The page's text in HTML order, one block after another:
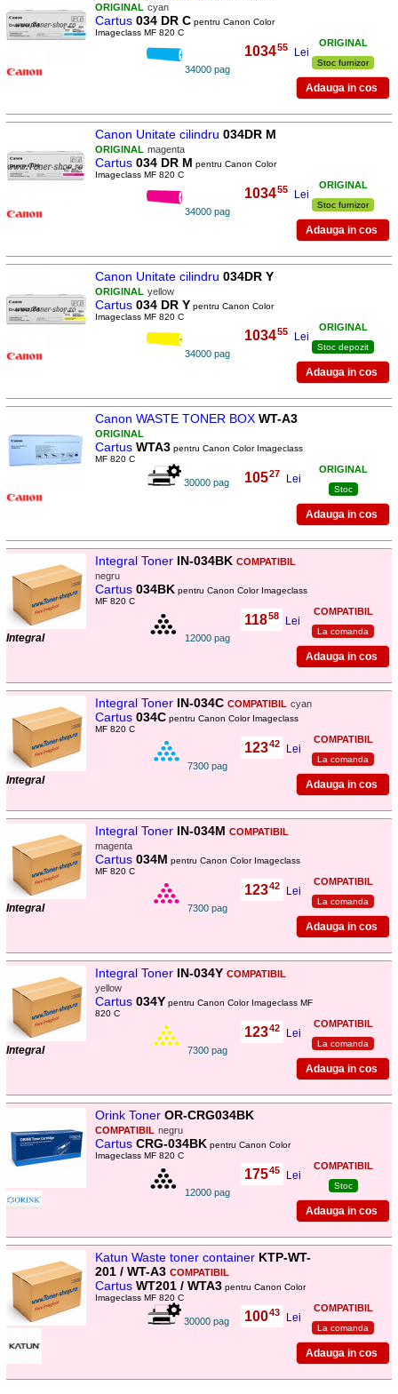
ORIGINAL cyan
Cartus 034 DR C pentru Canon Color
Imageclass MF 820 C
34000 pag
ORIGINAL
Stoc furnizor
103455 Lei
Canon Unitate cilindru 034DR M
ORIGINAL magenta
Cartus 034 DR M pentru Canon Color
Imageclass MF 820 C
34000 pag
ORIGINAL
Stoc furnizor
103455 Lei
Canon Unitate cilindru 034DR Y
ORIGINAL yellow
Cartus 034 DR Y pentru Canon Color
Imageclass MF 820 C
34000 pag
ORIGINAL
Stoc depozit
103455 Lei
Canon WASTE TONER BOX WT-A3
ORIGINAL
Cartus WTA3 pentru Canon Color Imageclass
MF 820 C
30000 pag
ORIGINAL
Stoc
10527 Lei
Integral
Integral Toner IN-034BK COMPATIBIL
negru
Cartus 034BK pentru Canon Color Imageclass
MF 820 C
12000 pag
COMPATIBIL
La comanda
11858 Lei
Integral
Integral Toner IN-034C COMPATIBIL cyan
Cartus 034C pentru Canon Color Imageclass
MF 820 C
7300 pag
COMPATIBIL
La comanda
12342 Lei
Integral
Integral Toner IN-034M COMPATIBIL
magenta
Cartus 034M pentru Canon Color Imageclass
MF 820 C
7300 pag
COMPATIBIL
La comanda
12342 Lei
Integral
Integral Toner IN-034Y COMPATIBIL
yellow
Cartus 034Y pentru Canon Color Imageclass MF
820 C
7300 pag
COMPATIBIL
La comanda
12342 Lei
Orink Toner OR-CRG034BK
COMPATIBIL negru
Cartus CRG-034BK pentru Canon Color
Imageclass MF 820 C
12000 pag
COMPATIBIL
Stoc
17545 Lei
Katun Waste toner container KTP-WT-
201 / WT-A3 COMPATIBIL
Cartus WT201 / WTA3 pentru Canon Color
Imageclass MF 820 C
30000 pag
COMPATIBIL
La comanda
10043 Lei